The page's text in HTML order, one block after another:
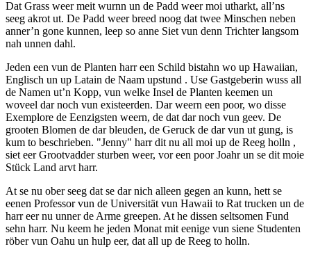
Dat Grass weer meit wurnn un de Padd weer moi utharkt, all’ns
seeg akrot ut. De Padd weer breed noog dat twee Minschen neben
anner’n gone kunnen, leep so anne Siet vun denn Trichter langsom
nah unnen dahl.
Jeden een vun de Planten harr een Schild bistahn wo up Hawaiian,
Englisch un up Latain de Naam upstund . Use Gastgeberin wuss all
de Namen ut’n Kopp, vun welke Insel de Planten keemen un
woveel dar noch vun existeerden. Dar weern een poor, wo disse
Exemplore de Eenzigsten weern, de dat dar noch vun geev. De
grooten Blomen de dar bleuden, de Geruck de dar vun ut gung, is
kum to beschrieben. "Jenny" harr dit nu all moi up de Reeg holln ,
siet eer Grootvadder sturben weer, vor een poor Joahr un se dit moie
Stück Land arvt harr.
At se nu ober seeg dat se dar nich alleen gegen an kunn, hett se
eenen Professor vun de Universität vun Hawaii to Rat trucken un de
harr eer nu unner de Arme greepen. At he dissen seltsomen Fund
sehn harr. Nu keem he jeden Monat mit eenige vun siene Studenten
röber vun Oahu un hulp eer, dat all up de Reeg to holln.